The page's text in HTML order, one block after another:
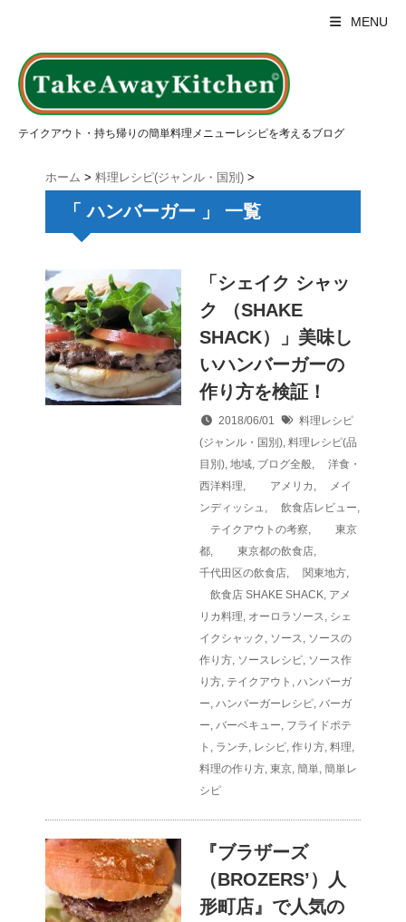
MENU
テイクアウト・持ち帰りの簡単料理メニューレシピを考えるブログ
ホーム > 料理レシピ(ジャンル・国別) >
「 ハンバーガー 」 一覧
「シェイク シャッ
ク （SHAKE
SHACK）」美味し
いハンバーガーの
作り方を検証！
2018/06/01
料理レシピ
(ジャンル・国別), 料理レシピ(品
目別), 地域, ブログ全般,
洋食・
西洋料理, アメリカ ,
メイ
ンディッシュ , 飲食店レビュー,
テイクアウトの考察,
東京
都, 東京都の飲食店,
千代田区の飲食店, 関東地方,
飲食店 SHAKE SHACK, アメ
リカ料理, オーロラソース, シェ
イクシャック , ソース, ソースの
作り方, ソースレシピ, ソース作
り方, テイクアウト , ハンバーガ
ー, ハンバーガーレシピ, バーガ
ー, バーベキュー, フライドポテ
ト , ランチ, レシピ, 作り方, 料理,
料理の作り方, 東京, 簡単, 簡単レ
シピ
『ブラザーズ
（BROZERS’）人
形町店』で人気の